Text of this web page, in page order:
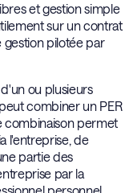
et gestion simple
sur un contrat
gestion pilotée par
ou plusieurs
combiner un PER
combinaison permet
l'entreprise, de
partie des
par la